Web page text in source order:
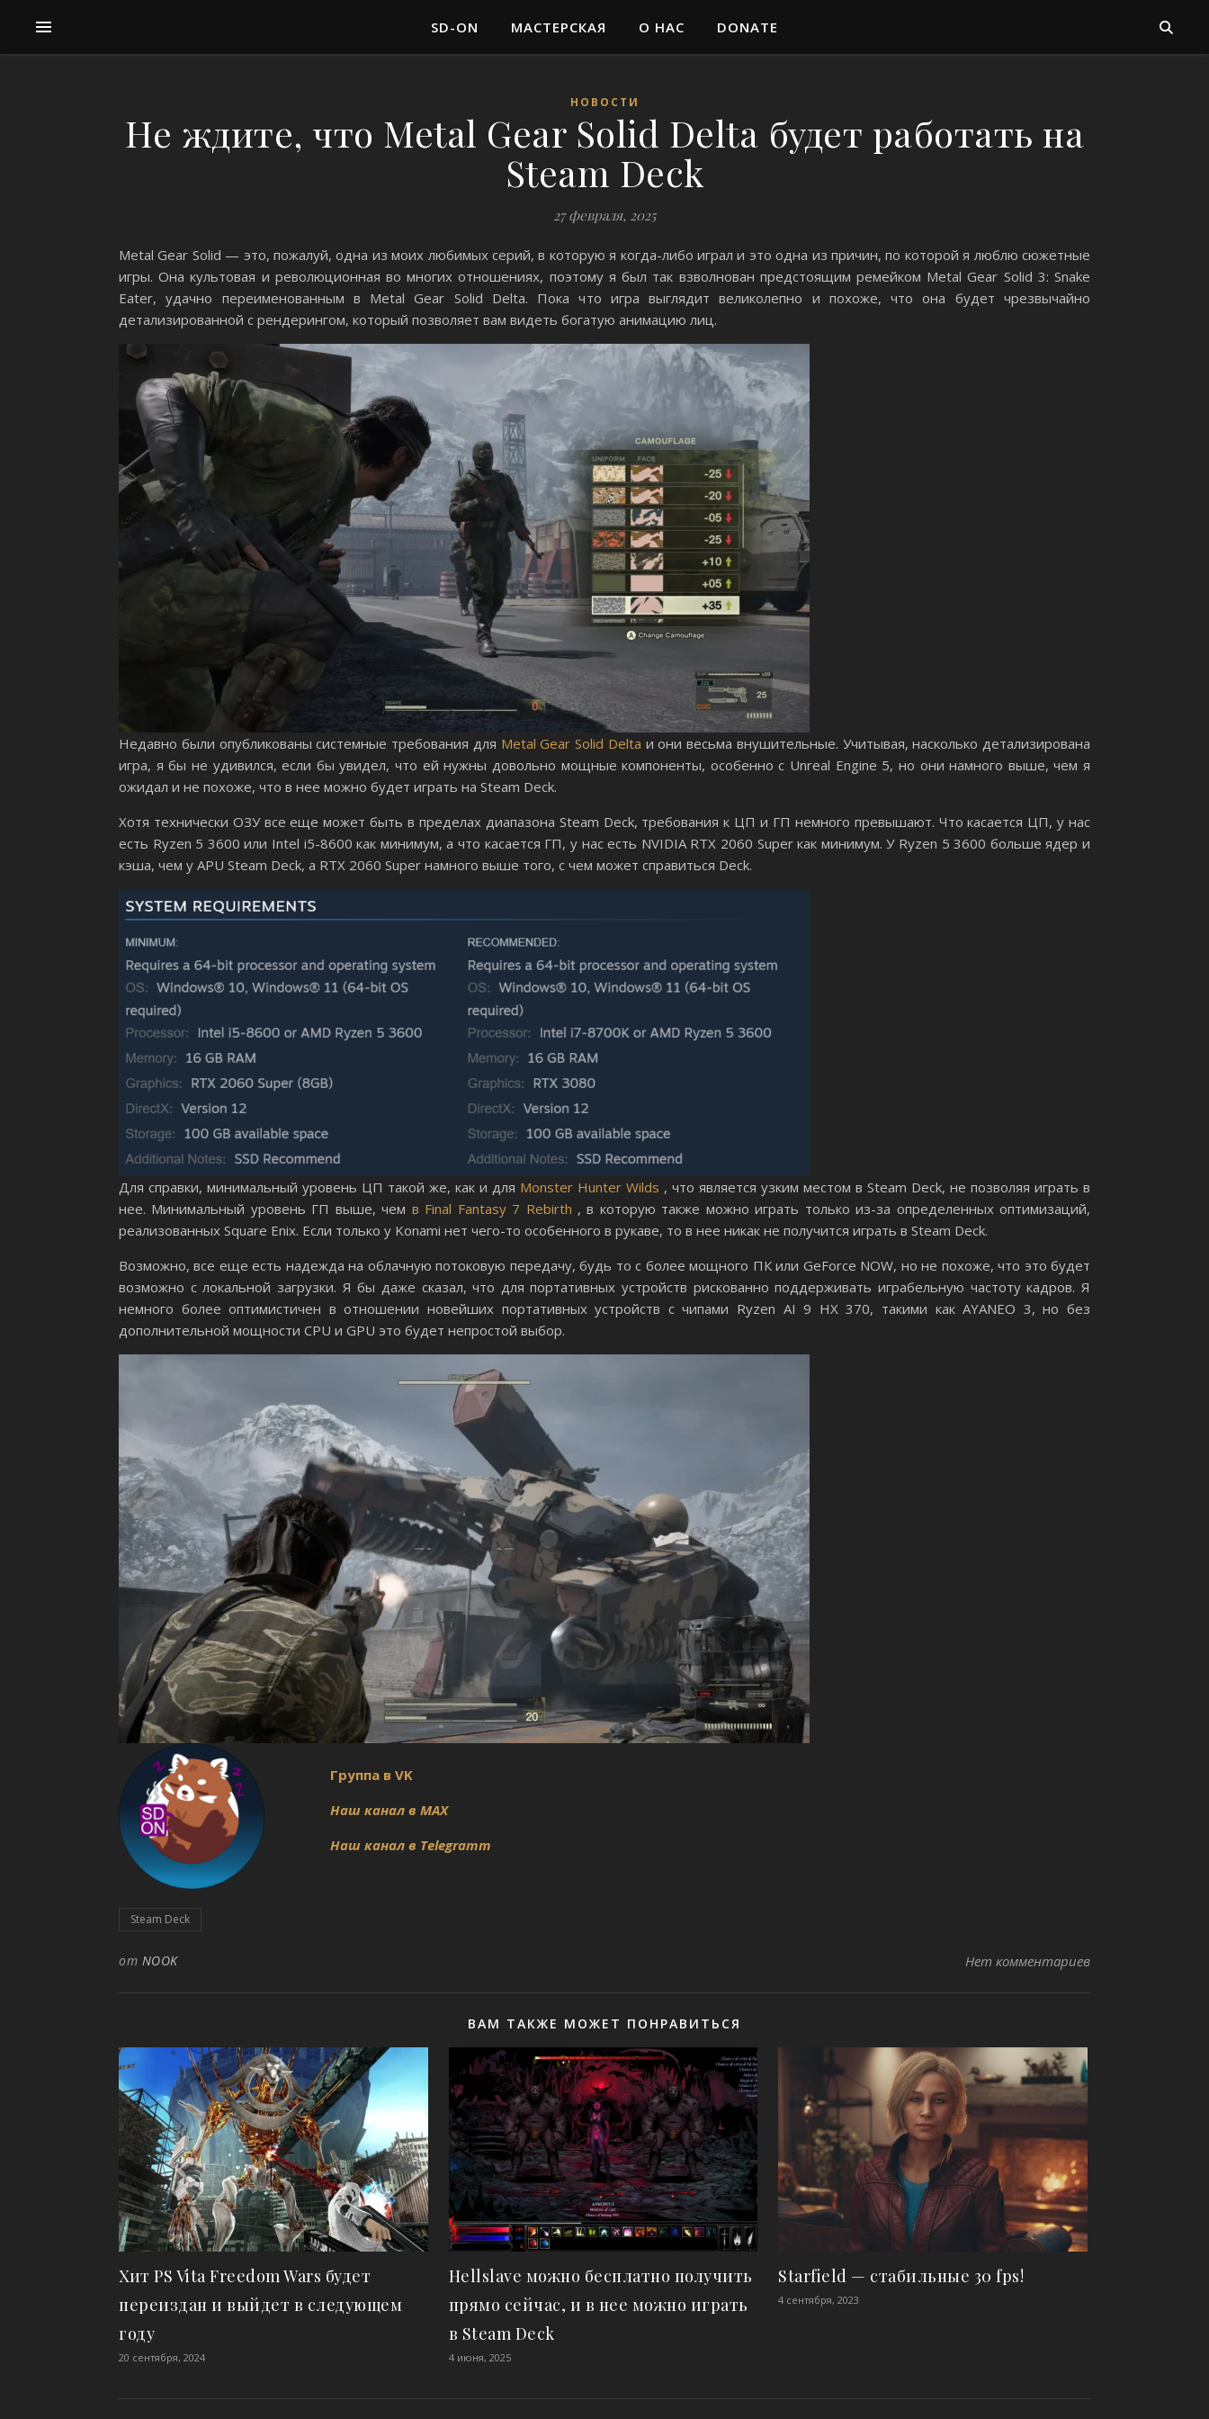
SD-ON МАСТЕРСКАЯ О НАС DONATE
НОВОСТИ
Не ждите, что Metal Gear Solid Delta будет работать на
Steam Deck
27 февраля, 2025
Metal Gear Solid — это, пожалуй, одна из моих любимых серий, в которую я когда-либо играл и это одна из причин, по которой я люблю сюжетные
игры. Она культовая и революционная во многих отношениях, поэтому я был так взволнован предстоящим ремейком Metal Gear Solid 3: Snake
Eater, удачно переименованным в Metal Gear Solid Delta. Пока что игра выглядит великолепно и похоже, что она будет чрезвычайно
детализированной с рендерингом, который позволяет вам видеть богатую анимацию лиц.
Недавно были опубликованы системные требования для Metal Gear Solid Delta и они весьма внушительные. Учитывая, насколько детализирована
игра, я бы не удивился, если бы увидел, что ей нужны довольно мощные компоненты, особенно с Unreal Engine 5, но они намного выше, чем я
ожидал и не похоже, что в нее можно будет играть на Steam Deck.
Хотя технически ОЗУ все еще может быть в пределах диапазона Steam Deck, требования к ЦП и ГП немного превышают. Что касается ЦП, у нас
есть Ryzen 5 3600 или Intel i5-8600 как минимум, а что касается ГП, у нас есть NVIDIA RTX 2060 Super как минимум. У Ryzen 5 3600 больше ядер и
кэша, чем у APU Steam Deck, а RTX 2060 Super намного выше того, с чем может справиться Deck.
Для справки, минимальный уровень ЦП такой же, как и для Monster Hunter Wilds , что является узким местом в Steam Deck, не позволяя играть в
нее. Минимальный уровень ГП выше, чем в Final Fantasy 7 Rebirth , в которую также можно играть только из-за определенных оптимизаций,
реализованных Square Enix. Если только у Konami нет чего-то особенного в рукаве, то в нее никак не получится играть в Steam Deck.
Возможно, все еще есть надежда на облачную потоковую передачу, будь то с более мощного ПК или GeForce NOW, но не похоже, что это будет
возможно с локальной загрузки. Я бы даже сказал, что для портативных устройств рискованно поддерживать играбельную частоту кадров. Я
немного более оптимистичен в отношении новейших портативных устройств с чипами Ryzen AI 9 HX 370, такими как AYANEO 3, но без
дополнительной мощности CPU и GPU это будет непростой выбор.
Группа в VK
Наш канал в MAX
Наш канал в Telegramm
Steam Deck
от NOOK Нет комментариев
ВАМ ТАКЖЕ МОЖЕТ ПОНРАВИТЬСЯ
Хит PS Vita Freedom Wars будет
переиздан и выйдет в следующем
году
20 сентября, 2024
Hellslave можно бесплатно получить
прямо сейчас, и в нее можно играть
в Steam Deck
4 июня, 2025
Starfield — стабильные 30 fps!
4 сентября, 2023